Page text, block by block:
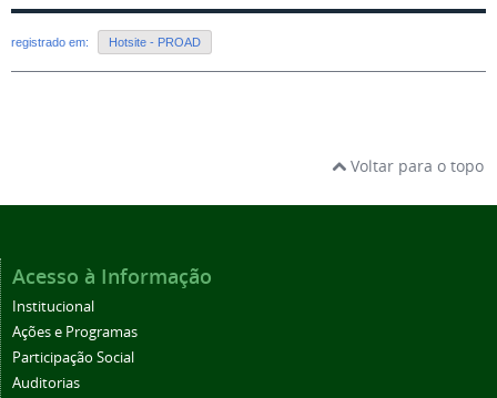
registrado em: Hotsite - PROAD
Voltar para o topo
Acesso à Informação
Institucional
Ações e Programas
Participação Social
Auditorias